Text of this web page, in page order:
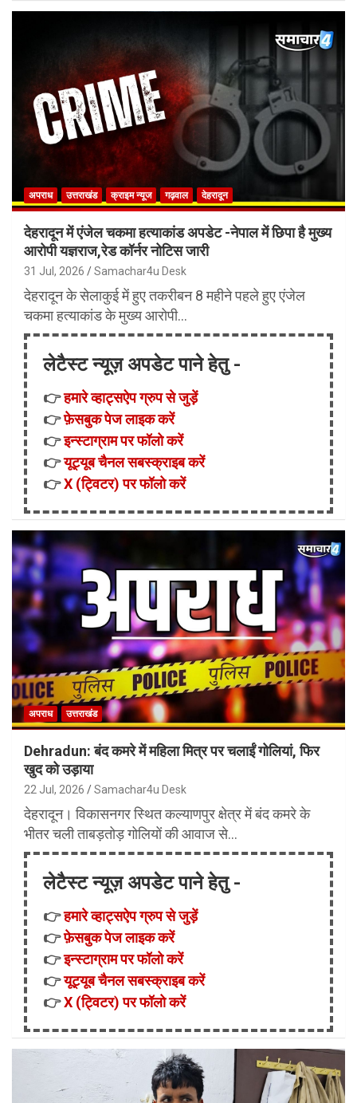
अपराध उत्तराखंड क्राइम न्यूज गढ़वाल देहरादून
देहरादून में एंजेल चकमा हत्याकांड अपडेट -नेपाल में छिपा है मुख्य
आरोपी यज्ञराज,रेड कॉर्नर नोटिस जारी
31 Jul, 2026 Samachar4u Desk
देहरादून के सेलाकुई में हुए तकरीबन 8 महीने पहले हुए एंजेल
चकमा हत्याकांड के मुख्य आरोपी…
लेटैस्ट न्यूज़ अपडेट पाने हेतु -
👉हमारे व्हाट्सऐप ग्रुप से जुड़ें
👉फ़ेसबुक पेज लाइक करें
👉इन्स्टाग्राम पर फॉलो करें
👉यूट्यूब चैनल सबस्क्राइब करें
👉X (ट्विटर) पर फॉलो करें
अपराध उत्तराखंड
Dehradun: बंद कमरे में महिला मित्र पर चलाईं गोलियां, फिर
खुद को उड़ाया
22 Jul, 2026 Samachar4u Desk
देहरादून। विकासनगर स्थित कल्याणपुर क्षेत्र में बंद कमरे के
भीतर चली ताबड़तोड़ गोलियों की आवाज से…
लेटैस्ट न्यूज़ अपडेट पाने हेतु -
👉हमारे व्हाट्सऐप ग्रुप से जुड़ें
👉फ़ेसबुक पेज लाइक करें
👉इन्स्टाग्राम पर फॉलो करें
👉यूट्यूब चैनल सबस्क्राइब करें
👉X (ट्विटर) पर फॉलो करें